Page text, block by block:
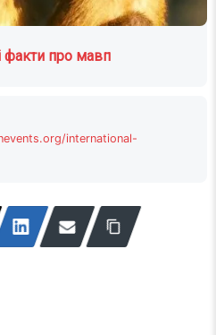
факти про мавп
international-